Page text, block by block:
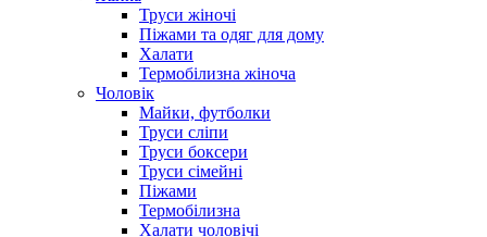
Труси жіночі
Піжами та одяг для дому
Халати
Термобілизна жіноча
Чоловік
Майки, футболки
Труси сліпи
Труси боксери
Труси сімейні
Піжами
Термобілизна
Халати чоловічі